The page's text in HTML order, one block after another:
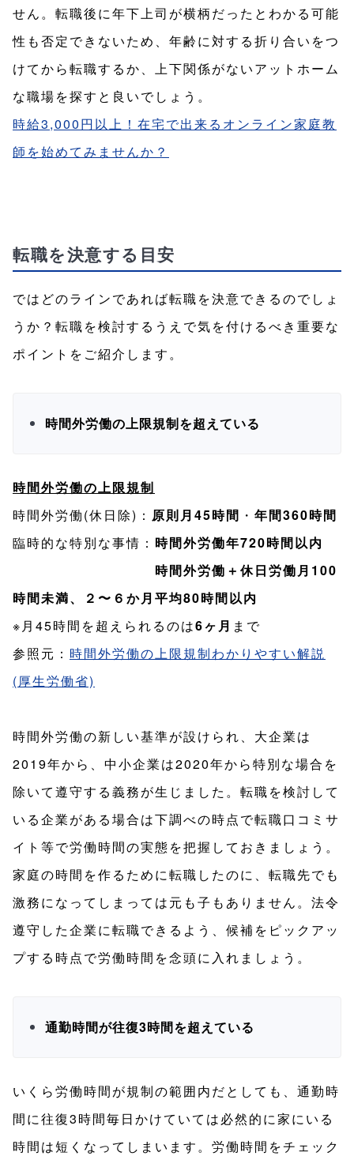
せん。転職後に年下上司が横柄だったとわかる可能
性も否定できないため、年齢に対する折り合いをつ
けてから転職するか、上下関係がないアットホーム
な職場を探すと良いでしょう。
時給3,000円以上！在宅で出来るオンライン家庭教
師を始めてみませんか？
転職を決意する目安
ではどのラインであれば転職を決意できるのでしょ
うか？転職を検討するうえで気を付けるべき重要な
ポイントをご紹介します。
時間外労働の上限規制を超えている
時間外労働の上限規制
時間外労働(休日除)： 原則月45時間 ・ 年間360時間
臨時的な特別な事情： 時間外労働年720時間以内
時間外労働＋休日労働月100
時間未満、２〜６か月平均80時間以内
※月45時間を超えられるのは6ヶ月 まで
参照元： 時間外労働の上限規制わかりやすい解説
(厚生労働省)
時間外労働の新しい基準が設けられ、大企業は
2019年から、中小企業は2020年から特別な場合を
除いて遵守する義務が生じました。転職を検討して
いる企業がある場合は下調べの時点で転職口コミサ
イト等で労働時間の実態を把握しておきましょう。
家庭の時間を作るために転職したのに、転職先でも
激務になってしまっては元も子もありません。法令
遵守した企業に転職できるよう、候補をピックアッ
プする時点で労働時間を念頭に入れましょう。
通勤時間が往復3時間を超えている
いくら労働時間が規制の範囲内だとしても、通勤時
間に往復3時間毎日かけていては必然的に家にいる
時間は短くなってしまいます。労働時間をチェック